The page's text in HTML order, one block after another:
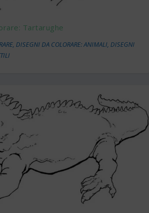
Tartarughe
,DISEGNI DA COLORARE: ANIMALI,DISEGNI